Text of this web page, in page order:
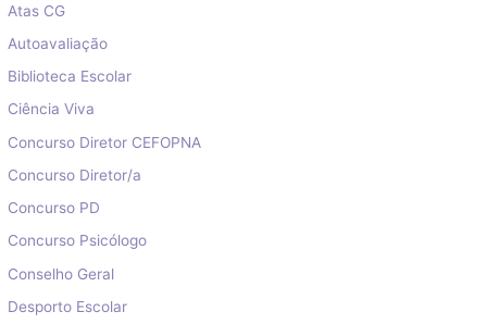
Atas CG
Autoavaliação
Biblioteca Escolar
Ciência Viva
Concurso Diretor CEFOPNA
Concurso Diretor/a
Concurso PD
Concurso Psicólogo
Conselho Geral
Desporto Escolar